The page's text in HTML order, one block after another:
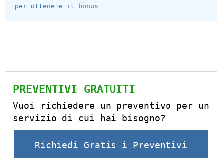
per ottenere il bonus
PREVENTIVI GRATUITI
Vuoi richiedere un preventivo per un
servizio di cui hai bisogno?
Richiedi Gratis i Preventivi